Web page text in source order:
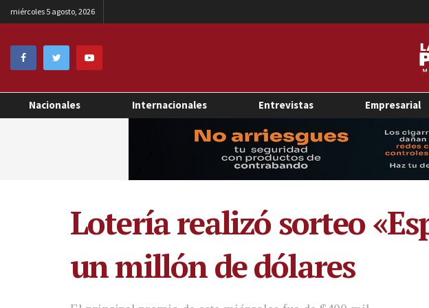
miércoles 5 agosto, 2026
Nacionales Internacionales Entrevistas Empresarial
Lotería realizó sorteo
un millón de dólares